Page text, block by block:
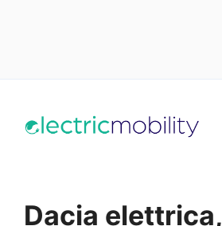
Dacia elettrica,